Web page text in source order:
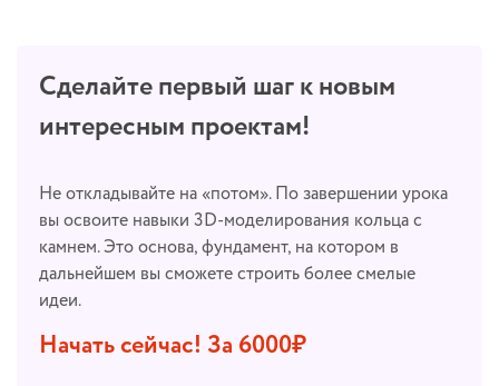
Сделайте первый шаг к новым
интересным проектам!
Не откладывайте на «потом». По завершении урока
вы освоите навыки 3D-моделирования кольца с
камнем. Это основа, фундамент, на котором в
дальнейшем вы сможете строить более смелые
идеи.
Начать сейчас! За 6000₽